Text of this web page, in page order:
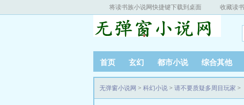
将读书族小说网快捷键下载到桌面 收藏读
首页 玄幻 都市小说 综合其他
无弹窗小说网 > 科幻小说 > 请不要质疑多周目玩家 >